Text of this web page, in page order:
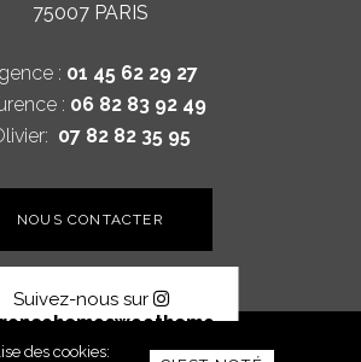
75007 PARIS
: 01 45 62 29 27
: 06 82 83 92 49
07 82 82 35 95
NOUS CONTACTER
Suivez-nous sur
Home Sweet Home © 2026
des cookies: